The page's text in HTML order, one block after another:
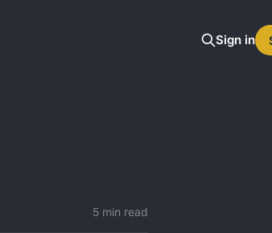
Sign in
5 min read